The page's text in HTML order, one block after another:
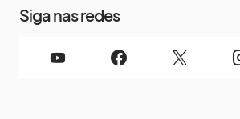
Siga nas redes